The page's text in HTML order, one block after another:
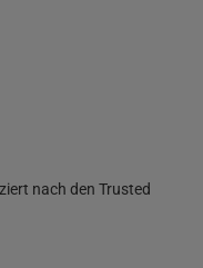
nach den Trusted